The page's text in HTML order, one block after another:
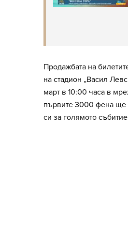
Продажбата на
на стадион „Васил
март в 10:00 часа в
първите 3000 фена ще
си за голямото